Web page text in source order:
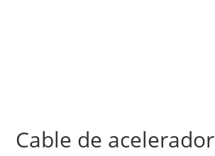
Cable de acelerador